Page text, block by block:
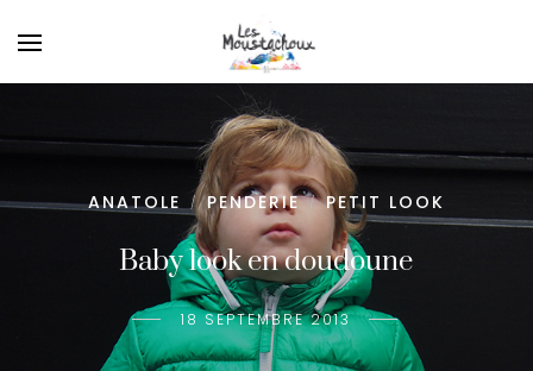
ANATOLE / PENDERIE / PETIT LOOK
Baby look en doudoune
18 SEPTEMBRE 2013